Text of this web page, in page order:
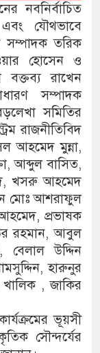
নবনির্বাচিত
যৌথভাবে
সম্পাদক তরিক
হোসেন ও
রাখেন
সম্পাদক
সমিতির
রাজনীতিবিদ
আহমেদ মুন্না,
আব্দুল বাসিত,
খসরু আহমেদ
মোঃ আশরাফুল
প্রভাষক
রহমান, আবুল
উদ্দিন
হারুনুর
, জাকির
ভূয়সী
সৌন্দর্যের